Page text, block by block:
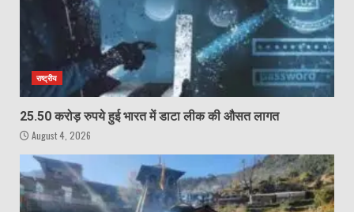
राष्ट्रीय
25.50 करोड़ रुपये हुई भारत में डाटा लीक की औसत लागत
August 4, 2026